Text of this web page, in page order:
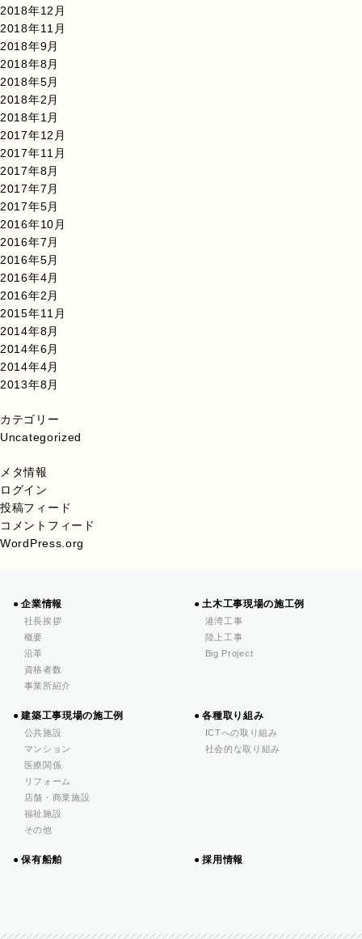
2018年12月
2018年11月
2018年9月
2018年8月
2018年5月
2018年2月
2018年1月
2017年12月
2017年11月
2017年8月
2017年7月
2017年5月
2016年10月
2016年7月
2016年5月
2016年4月
2016年2月
2015年11月
2014年8月
2014年6月
2014年4月
2013年8月
カテゴリー
Uncategorized
メタ情報
ログイン
投稿フィード
コメントフィード
WordPress.org
企業情報
社長挨拶
概要
沿革
資格者数
事業所紹介
土木工事現場の施工例
港湾工事
陸上工事
Big Project
建築工事現場の施工例
公共施設
マンション
医療関係
リフォーム
店舗・商業施設
福祉施設
その他
各種取り組み
ICTへの取り組み
社会的な取り組み
保有船舶 採用情報